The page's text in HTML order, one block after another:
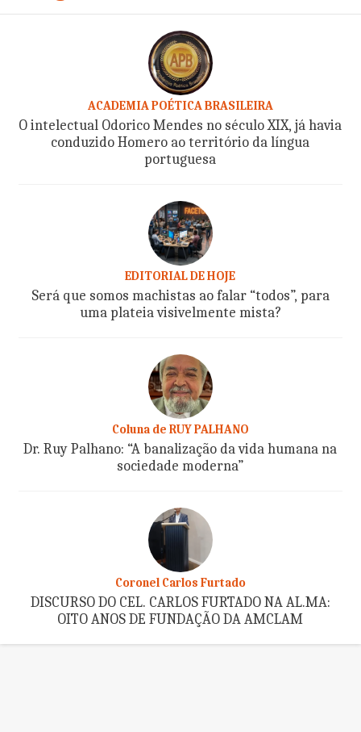
ACADEMIA POÉTICA BRASILEIRA
O intelectual Odorico Mendes no século XIX, já havia
conduzido Homero ao território da língua
portuguesa
EDITORIAL DE HOJE
Será que somos machistas ao falar “todos”, para
uma plateia visivelmente mista?
Coluna de RUY PALHANO
Dr. Ruy Palhano: “A banalização da vida humana na
sociedade moderna”
Coronel Carlos Furtado
DISCURSO DO CEL. CARLOS FURTADO NA AL.MA:
OITO ANOS DE FUNDAÇÃO DA AMCLAM